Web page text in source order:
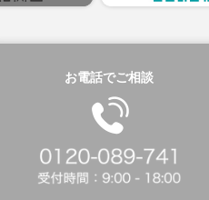
お電話でご相談